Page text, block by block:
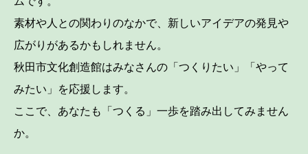
素材や人との関わりのなかで、新しいアイデアの発見や
広がりがあるかもしれません。
秋田市文化創造館はみなさんの「つくりたい」「やって
みたい」を応援します。
ここで、あなたも「つくる」一歩を踏み出してみません
か。